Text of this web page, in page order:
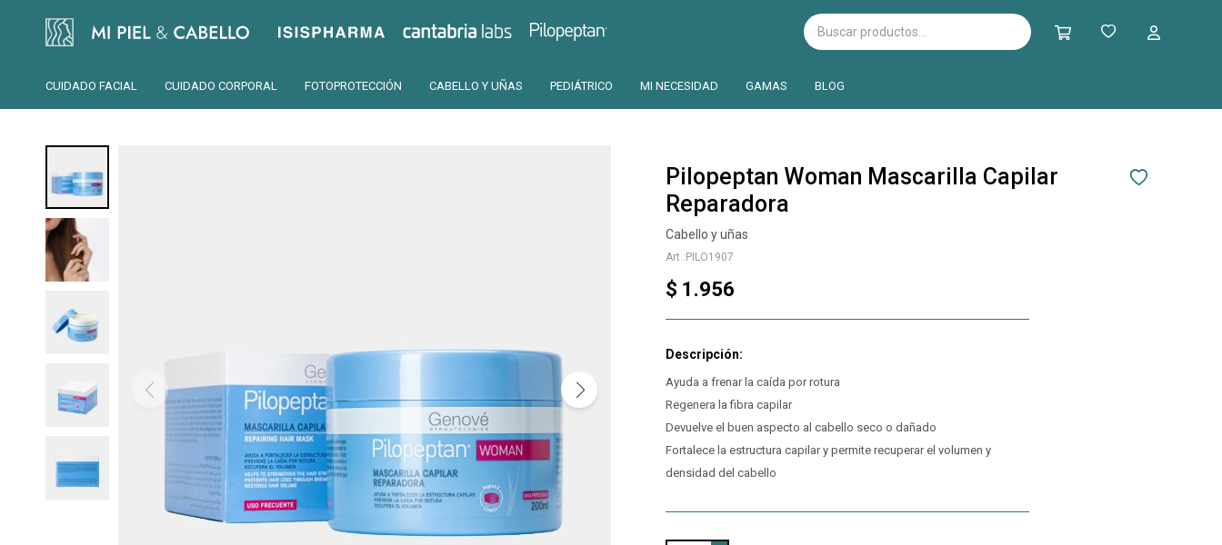
CUIDADO FACIAL CUIDADO CORPORAL FOTOPROTECCIÓN CABELLO Y UÑAS PEDIÁTRICO MI NECESIDAD GAMAS BLOG
Isispharma Cantabria Pilopeptan
Pilopeptan Woman Mascarilla Capilar
Reparadora
Cabello y uñas
PILO1907
$ 1.956
Ayuda a frenar la caída por rotura
Regenera la fibra capilar
Devuelve el buen aspecto al cabello seco o dañado
Fortalece la estructura capilar y permite recuperar el volumen y
densidad del cabello